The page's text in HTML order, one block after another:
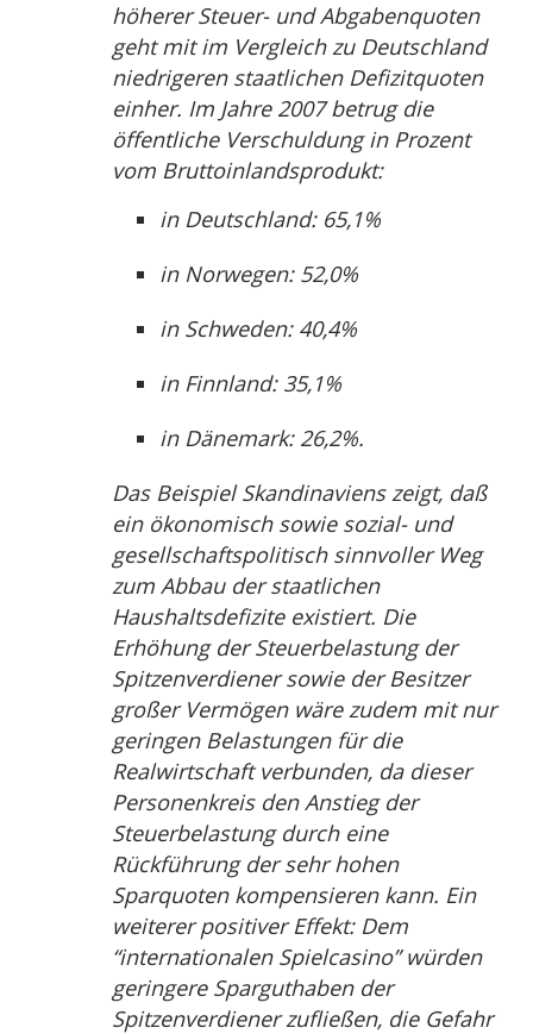
höherer Steuer- und Abgabenquoten
geht mit im Vergleich zu Deutschland
niedrigeren staatlichen Defizitquoten
einher. Im Jahre 2007 betrug die
öffentliche Verschuldung in Prozent
vom Bruttoinlandsprodukt:
in Deutschland: 65,1%
in Norwegen: 52,0%
in Schweden: 40,4%
in Finnland: 35,1%
in Dänemark: 26,2%.
Das Beispiel Skandinaviens zeigt, daß
ein ökonomisch sowie sozial- und
gesellschaftspolitisch sinnvoller Weg
zum Abbau der staatlichen
Haushaltsdefizite existiert. Die
Erhöhung der Steuerbelastung der
Spitzenverdiener sowie der Besitzer
großer Vermögen wäre zudem mit nur
geringen Belastungen für die
Realwirtschaft verbunden, da dieser
Personenkreis den Anstieg der
Steuerbelastung durch eine
Rückführung der sehr hohen
Sparquoten kompensieren kann. Ein
weiterer positiver Effekt: Dem
“internationalen Spielcasino” würden
geringere Sparguthaben der
Spitzenverdiener zufließen, die Gefahr